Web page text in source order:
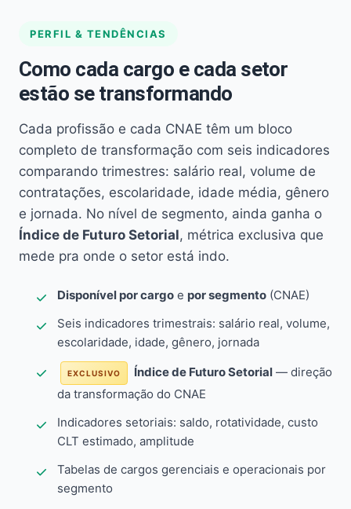
PERFIL & TENDÊNCIAS
Como cada cargo e cada setor
estão se transformando
Cada profissão e cada CNAE têm um bloco
completo de transformação com seis indicadores
comparando trimestres: salário real, volume de
contratações, escolaridade, idade média, gênero
e jornada. No nível de segmento, ainda ganha o
Índice de Futuro Setorial, métrica exclusiva que
mede pra onde o setor está indo.
Disponível por cargo e por segmento (CNAE)
Seis indicadores trimestrais: salário real, volume,
escolaridade, idade, gênero, jornada
EXCLUSIVO Índice de Futuro Setorial — direção
da transformação do CNAE
Indicadores setoriais: saldo, rotatividade, custo
CLT estimado, amplitude
Tabelas de cargos gerenciais e operacionais por
segmento